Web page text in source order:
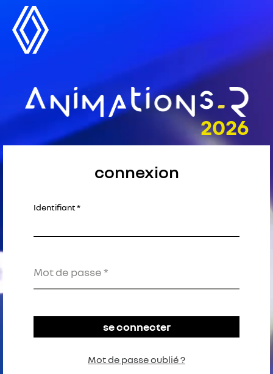
connexion
Identifiant
Mot de passe
Mot de passe oublié ?